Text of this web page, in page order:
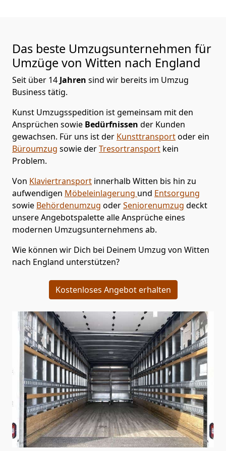
Das beste Umzugsunternehmen für
Umzüge von Witten nach England
Seit über 14 Jahren sind wir bereits im Umzug
Business tätig.
Kunst Umzugsspedition ist gemeinsam mit den
Ansprüchen sowie Bedürfnissen der Kunden
gewachsen. Für uns ist der Kunsttransportoder ein
Büroumzug sowie derTresortransport kein
Problem.
Von Klaviertransport innerhalb Witten bis hin zu
aufwendigen Möbeleinlagerung und Entsorgung
sowie Behördenumzug oderSeniorenumzug deckt
unsere Angebotspalette alle Ansprüche eines
modernen Umzugsunternehmens ab.
Wie können wir Dich bei Deinem Umzug von Witten
nach England unterstützen?
Kostenloses Angebot erhalten